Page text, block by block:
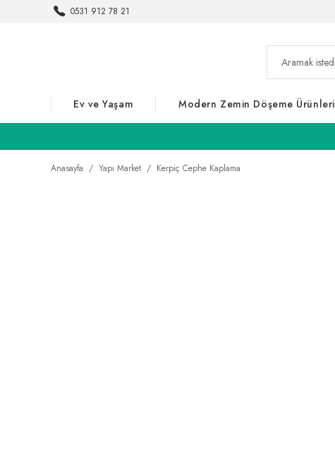
0531 912 78 21
Ev ve Yaşam Modern Zemin Döşeme Ürünleri
Anasayfa Yapı Market Kerpiç Cephe Kaplama